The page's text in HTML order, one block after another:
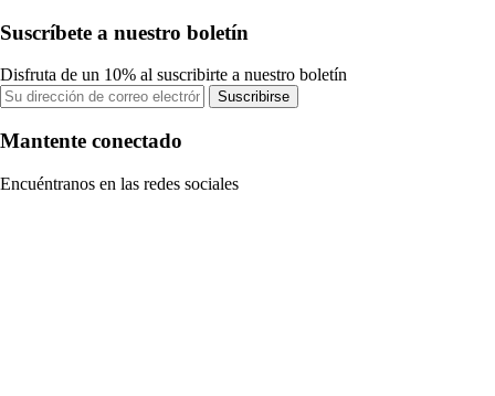
Suscríbete a nuestro boletín
Disfruta de un 10% al suscribirte a nuestro boletín
Suscribirse
Mantente conectado
Encuéntranos en las redes sociales